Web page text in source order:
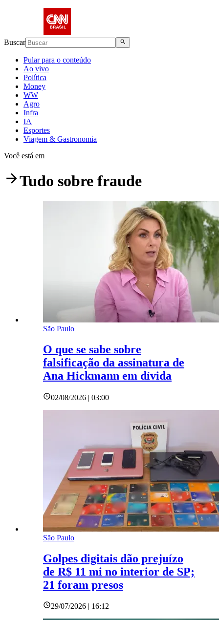
Buscar
Pular para o conteúdo
Ao vivo
Política
Money
WW
Agro
Infra
IA
Esportes
Viagem & Gastronomia
Você está em
Tudo sobre fraude
São Paulo
O que se sabe sobre
falsificação da assinatura de
Ana Hickmann em dívida
02/08/2026 | 03:00
São Paulo
Golpes digitais dão prejuízo
de R$ 11 mi no interior de SP;
21 foram presos
29/07/2026 | 16:12